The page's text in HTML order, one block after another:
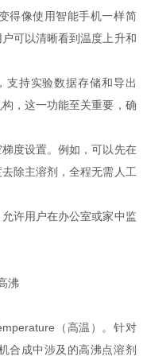
得像使用智能手机一样简
可以清晰看到温度上升和
支持实验数据存储和导出
，这一功能至关重要，确
度设置。例如，可以先在
除主溶剂，全程无需人工
许用户在办公室或家中监
沸
（高温）。针对
合成中涉及的高沸点溶剂